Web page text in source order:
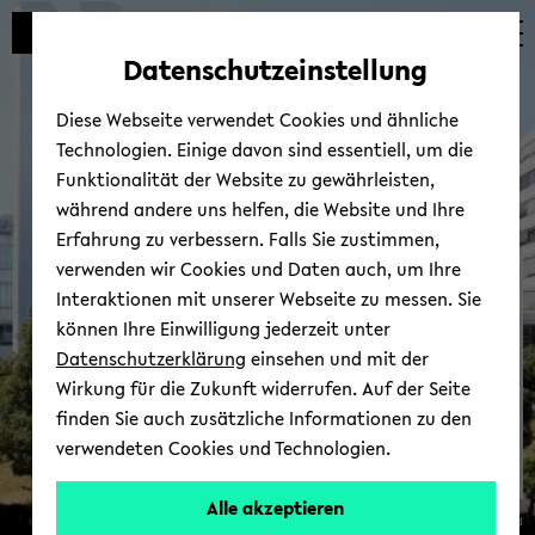
Automatische
vermeiden
zum
wechseln
zum
wechseln
zum
wechseln
Stu­die­ren­de & Wirt­schaft
© Uni­ver­si­tät Bie­le­feld
Datenschutzeinstellung
Diese Webseite verwendet Cookies und ähnliche
Technologien. Einige davon sind essentiell, um die
Funktionalität der Website zu gewährleisten,
während andere uns helfen, die Website und Ihre
Erfahrung zu verbessern. Falls Sie zustimmen,
verwenden wir Cookies und Daten auch, um Ihre
Interaktionen mit unserer Webseite zu messen. Sie
können Ihre Einwilligung jederzeit unter
Datenschutzerklärung einsehen und mit der
Wirkung für die Zukunft widerrufen. Auf der Seite
finden Sie auch zusätzliche Informationen zu den
verwendeten Cookies und Technologien.
Alle akzeptieren